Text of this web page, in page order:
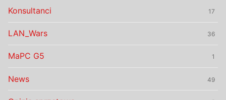
Konsultanci 17
LAN_Wars 36
MaPC G5 1
News 49